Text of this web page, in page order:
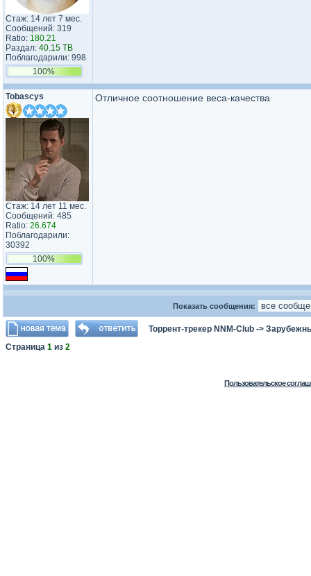
Стаж: 14 лет 7 мес.
Сообщений: 319
Ratio: 180.21
Раздал: 40.15 TB
Поблагодарили: 998
100%
Tobascys
Стаж: 14 лет 11 мес.
Сообщений: 485
Ratio: 26.674
Поблагодарили:
30392
100%
Отличное соотношение веса-качества
Показать сообщения:
Торрент-трекер NNM-Club ->
Страница 1 из 2
Пользовательское